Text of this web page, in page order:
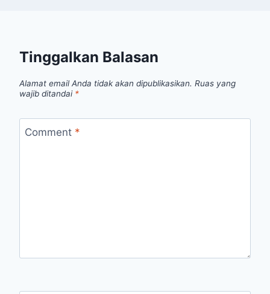
Tinggalkan Balasan
Alamat email Anda tidak akan dipublikasikan. Ruas yang
wajib ditandai *
Comment *